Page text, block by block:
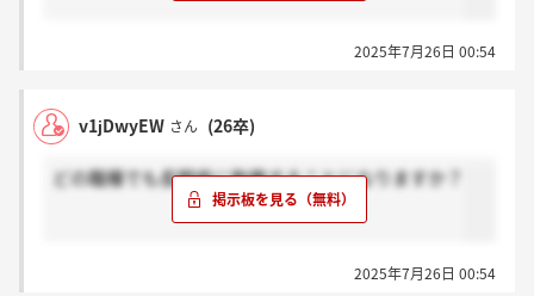
2025年7月26日 00:54
v1jDwyEW さん (26卒)
どの職種でも長野県に勤務することになりますか？
2025年7月26日 00:54